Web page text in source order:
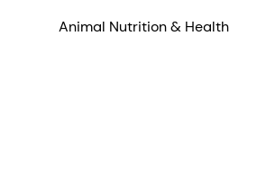
Animal Nutrition & Health